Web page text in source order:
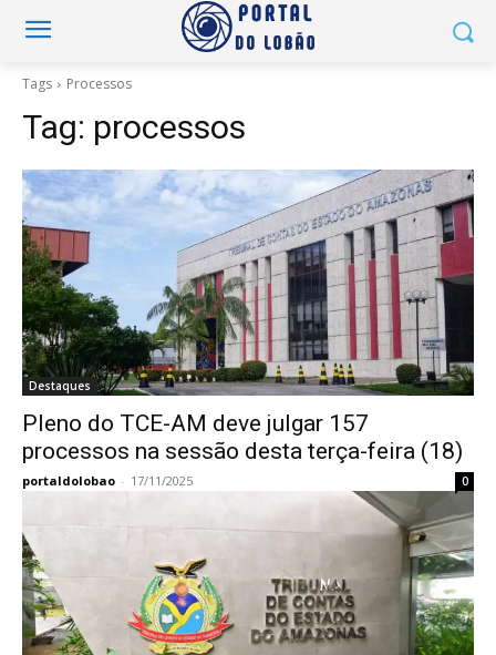
Tags Processos
Tag: processos
Destaques
Pleno do TCE-AM deve julgar 157
processos na sessão desta terça-feira (18)
portaldolobao - 17/11/2025 0